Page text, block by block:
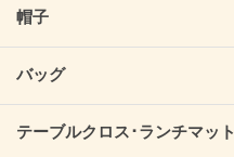
帽子
バッグ
テーブルクロス･ランチマット